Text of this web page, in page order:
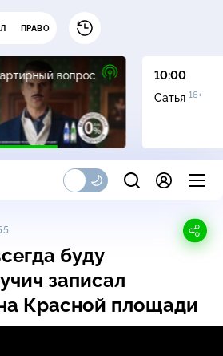
ПРАВО
вопрос
0+
10:00
Сатья 16+
буду
записал
Красной площади